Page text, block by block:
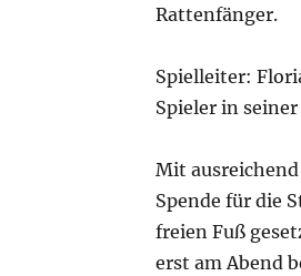
Rattenfänger.
Spielleiter:
Spieler in
Mit
Spende für die
freien Fuß
erst am Abend